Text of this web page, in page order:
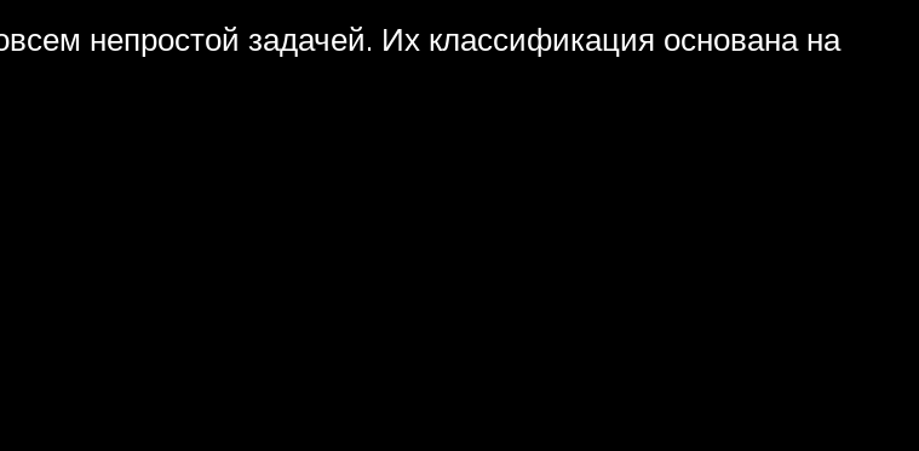
непростой задачей. Их классификация основана на